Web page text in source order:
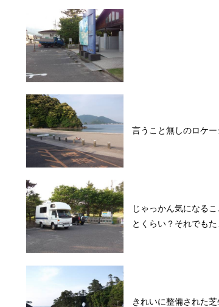
言うこと無しのロケー
じゃっかん気になる
とくらい？それでもた
きれいに整備された